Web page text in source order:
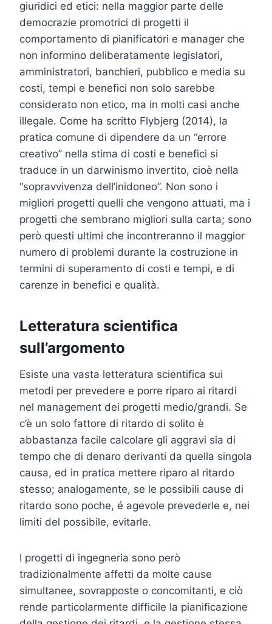
giuridici ed etici: nella maggior parte delle
democrazie promotrici di progetti il
comportamento di pianificatori e manager che
non informino deliberatamente legislatori,
amministratori, banchieri, pubblico e media su
costi, tempi e benefici non solo sarebbe
considerato non etico, ma in molti casi anche
illegale. Come ha scritto Flybjerg (2014), la
pratica comune di dipendere da un “errore
creativo” nella stima di costi e benefici si
traduce in un darwinismo invertito, cioè nella
“sopravvivenza dell’inidoneo”. Non sono i
migliori progetti quelli che vengono attuati, ma i
progetti che sembrano migliori sulla carta; sono
però questi ultimi che incontreranno il maggior
numero di problemi durante la costruzione in
termini di superamento di costi e tempi, e di
carenze in benefici e qualità.
Letteratura scientifica
sull’argomento
Esiste una vasta letteratura scientifica sui
metodi per prevedere e porre riparo ai ritardi
nel management dei progetti medio/grandi. Se
c’è un solo fattore di ritardo di solito è
abbastanza facile calcolare gli aggravi sia di
tempo che di denaro derivanti da quella singola
causa, ed in pratica mettere riparo al ritardo
stesso; analogamente, se le possibili cause di
ritardo sono poche, é agevole prevederle e, nei
limiti del possibile, evitarle.
I progetti di ingegneria sono però
tradizionalmente affetti da molte cause
simultanee, sovrapposte o concomitanti, e ciò
rende particolarmente difficile la pianificazione